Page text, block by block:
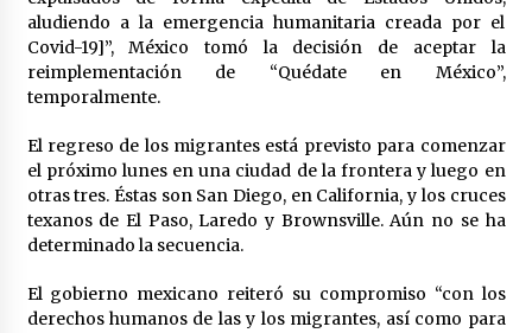
aludiendo a la emergencia humanitaria creada por el
Covid-19]”, México tomó la decisión de aceptar la
reimplementación de “Quédate en México”,
temporalmente.
El regreso de los migrantes está previsto para comenzar
el próximo lunes en una ciudad de la frontera y luego en
otras tres. Éstas son San Diego, en California, y los cruces
texanos de El Paso, Laredo y Brownsville. Aún no se ha
determinado la secuencia.
El gobierno mexicano reiteró su compromiso “con los
derechos humanos de las y los migrantes, así como para